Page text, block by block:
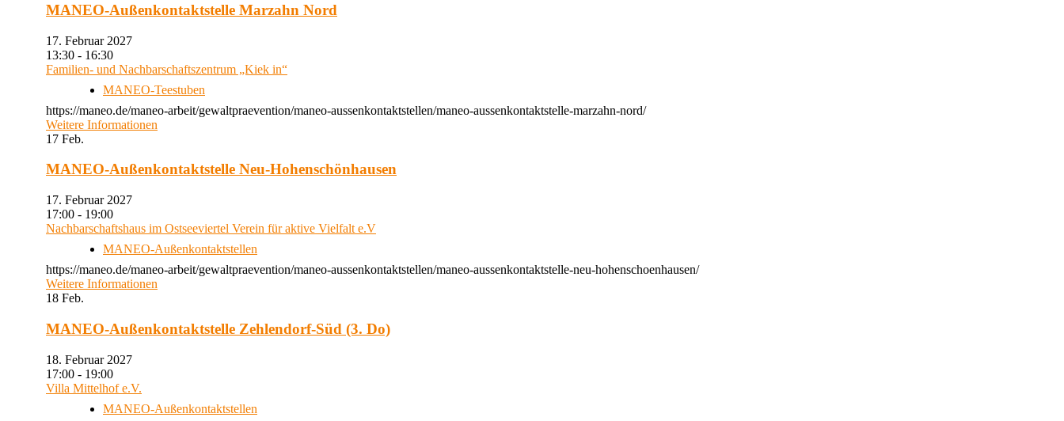
MANEO-Außenkontaktstelle Marzahn Nord
17. Februar 2027
13:30 - 16:30
Familien- und Nachbarschaftszentrum „Kiek in“
MANEO-Teestuben
https://maneo.de/maneo-arbeit/gewaltpraevention/maneo-aussenkontaktstellen/maneo-aussenkontaktstelle-marzahn-nord/
Weitere Informationen
17 Feb.
MANEO-Außenkontaktstelle Neu-Hohenschönhausen
17. Februar 2027
17:00 - 19:00
Nachbarschaftshaus im Ostseeviertel Verein für aktive Vielfalt e.V
MANEO-Außenkontaktstellen
https://maneo.de/maneo-arbeit/gewaltpraevention/maneo-aussenkontaktstellen/maneo-aussenkontaktstelle-neu-hohenschoenhausen/
Weitere Informationen
18 Feb.
MANEO-Außenkontaktstelle Zehlendorf-Süd (3. Do)
18. Februar 2027
17:00 - 19:00
Villa Mittelhof e.V.
MANEO-Außenkontaktstellen